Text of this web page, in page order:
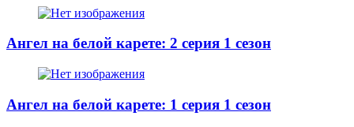
Ангел на белой карете: 2 серия 1 сезон
Ангел на белой карете: 1 серия 1 сезон